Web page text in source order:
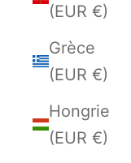
(EUR €)
Grèce
(EUR €)
Hongrie
(EUR €)